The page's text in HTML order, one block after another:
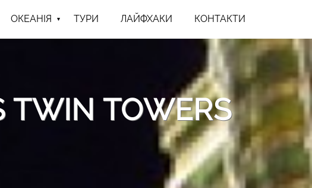
ОКЕАНІЯ ТУРИ ЛАЙФХАКИ КОНТАКТИ
TOWERS